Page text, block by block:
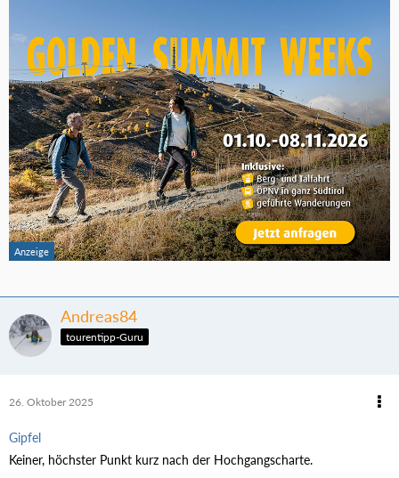
Andreas84
tourentipp-Guru
26. Oktober 2025
Gipfel
Keiner, höchster Punkt kurz nach der Hochgangscharte.